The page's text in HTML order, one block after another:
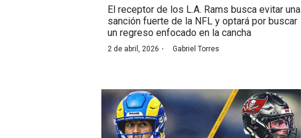
El receptor de los L.A. Rams busca evitar una
sanción fuerte de la NFL y optará por buscar
un regreso enfocado en la cancha
2 de abril, 2026 · Gabriel Torres